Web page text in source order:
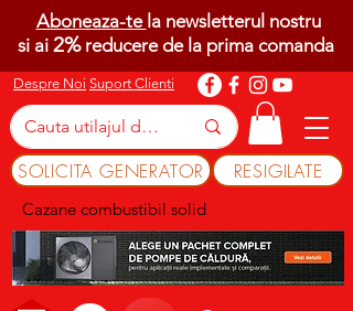
Despre Noi Suport Clienti
SOLICITA GENERATOR RESIGILATE
Cazane combustibil solid
Aboneaza-te la newsletterul nostru
si ai 2%reducere de la prima comanda